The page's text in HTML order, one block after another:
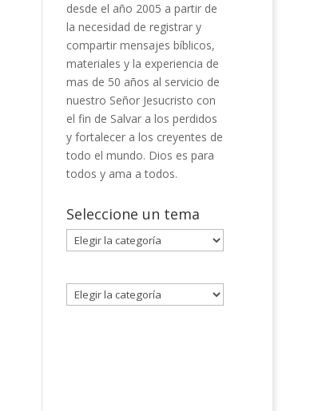
desde el año 2005 a partir de
la necesidad de registrar y
compartir mensajes bíblicos,
materiales y la experiencia de
mas de 50 años al servicio de
nuestro Señor Jesucristo con
el fin de Salvar a los perdidos
y fortalecer a los creyentes de
todo el mundo. Dios es para
todos y ama a todos.
Seleccione un tema
Seleccione
un